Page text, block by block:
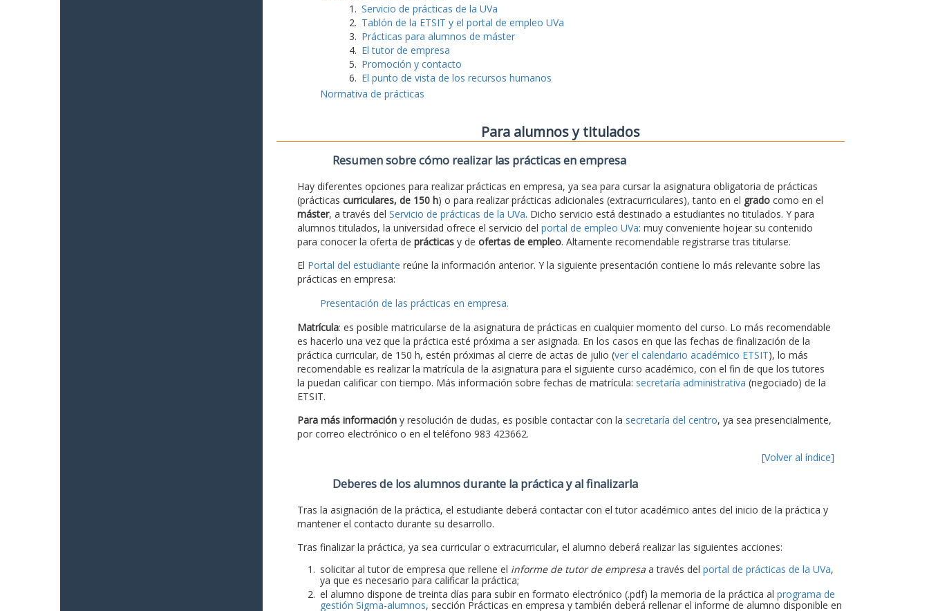
Servicio de prácticas de la UVa
Tablón de la ETSIT y el portal de empleo UVa
Prácticas para alumnos de máster
El tutor de empresa
Promoción y contacto
El punto de vista de los recursos humanos
Normativa de prácticas
Para alumnos y titulados
Resumen sobre cómo realizar las prácticas en empresa
Hay diferentes opciones para realizar prácticas en empresa, ya sea para cursar la asignatura obligatoria de prácticas
(prácticas curriculares, de 150 h) o para realizar prácticas adicionales (extracurriculares), tanto en el gradocomo en el
máster, a través del Servicio de prácticas de la UVa. Dicho servicio está destinado a estudiantes no titulados. Y para
alumnos titulados, la universidad ofrece el servicio del portal de empleo UVa: muy conveniente hojear su contenido
para conocer la oferta de prácticasy de ofertas de empleo. Altamente recomendable registrarse tras titularse.
El Portal del estudiante reúne la información anterior. Y la siguiente presentación contiene lo más relevante sobre las
prácticas en empresa:
Presentación de las prácticas en empresa.
Matrícula: es posible matricularse de la asignatura de prácticas en cualquier momento del curso. Lo más recomendable
es hacerlo una vez que la práctica esté próxima a ser asignada. En los casos en que las fechas de finalización de la
práctica curricular, de 150 h, estén próximas al cierre de actas de julio (ver el calendario académico ETSIT), lo más
recomendable es realizar la matrícula de la asignatura para el siguiente curso académico, con el fin de que los tutores
la puedan calificar con tiempo. Más información sobre fechas de matrícula: secretaría administrativa (negociado) de la
ETSIT.
Para más informacióny resolución de dudas, es posible contactar con la secretaría del centro, ya sea presencialmente,
por correo electrónico o en el teléfono 983 423662.
[Volver al índice]
Deberes de los alumnos durante la práctica y al finalizarla
Tras la asignación de la práctica, el estudiante deberá contactar con el tutor académico antes del inicio de la práctica y
mantener el contacto durante su desarrollo.
Tras finalizar la práctica, ya sea curricular o extracurricular, el alumno deberá realizar las siguientes acciones:
solicitar al tutor de empresa que rellene el informe de tutor de empresaa través del portal de prácticas de la UVa,
ya que es necesario para calificar la práctica;
el alumno dispone de treinta días para subir en formato electrónico (.pdf) la memoria de la práctica al programa de
gestión Sigma-alumnos, sección Prácticas en empresa y también deberá rellenar el informe de alumno disponible en